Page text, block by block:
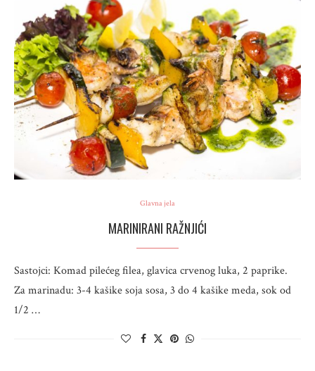
Glavna jela
MARINIRANI RAŽNJIĆI
Sastojci: Komad pilećeg filea, glavica crvenog luka, 2 paprike.
Za marinadu: 3-4 kašike soja sosa, 3 do 4 kašike meda, sok od
1/2 …